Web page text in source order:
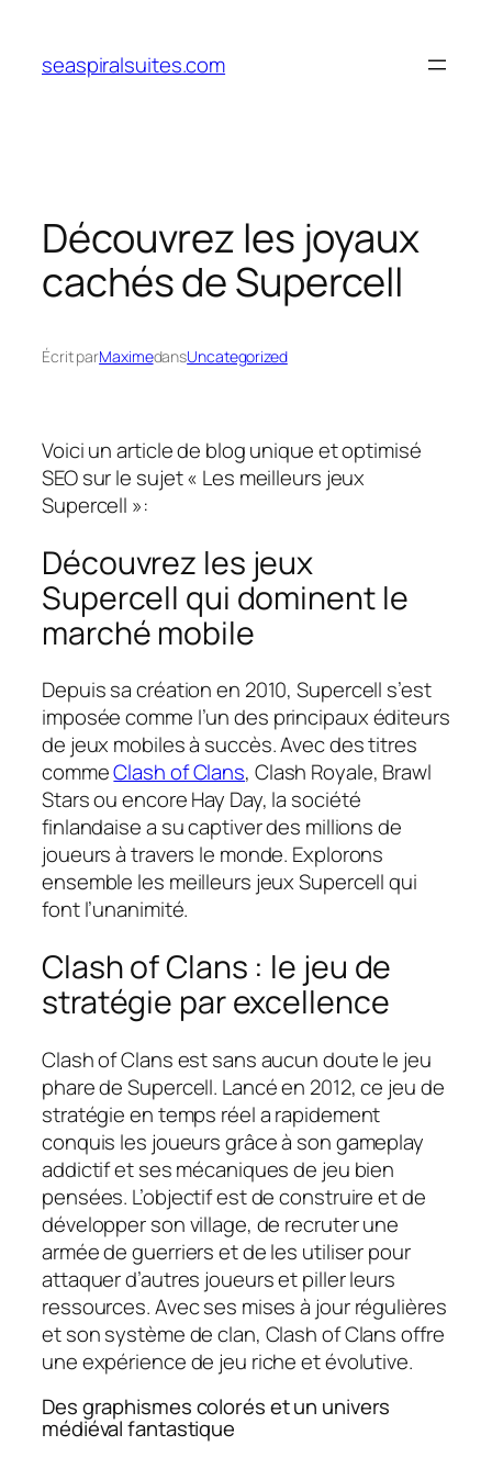
contenu
seaspiralsuites.com
Découvrez les joyaux
cachés de Supercell
Écrit parMaximedansUncategorized
Voici un article de blog unique et optimisé
SEO sur le sujet « Les meilleurs jeux
Supercell »:
Découvrez les jeux
Supercell qui dominent le
marché mobile
Depuis sa création en 2010, Supercell s’est
imposée comme l’un des principaux éditeurs
de jeux mobiles à succès. Avec des titres
commeClash of Clans, Clash Royale, Brawl
Stars ou encore Hay Day, la société
finlandaise a su captiver des millions de
joueurs à travers le monde. Explorons
ensemble les meilleurs jeux Supercell qui
font l’unanimité.
Clash of Clans : le jeu de
stratégie par excellence
Clash of Clans est sans aucun doute le jeu
phare de Supercell. Lancé en 2012, ce jeu de
stratégie en temps réel a rapidement
conquis les joueurs grâce à son gameplay
addictif et ses mécaniques de jeu bien
pensées. L’objectif est de construire et de
développer son village, de recruter une
armée de guerriers et de les utiliser pour
attaquer d’autres joueurs et piller leurs
ressources. Avec ses mises à jour régulières
et son système de clan, Clash of Clans offre
une expérience de jeu riche et évolutive.
Des graphismes colorés et un univers
médiéval fantastique